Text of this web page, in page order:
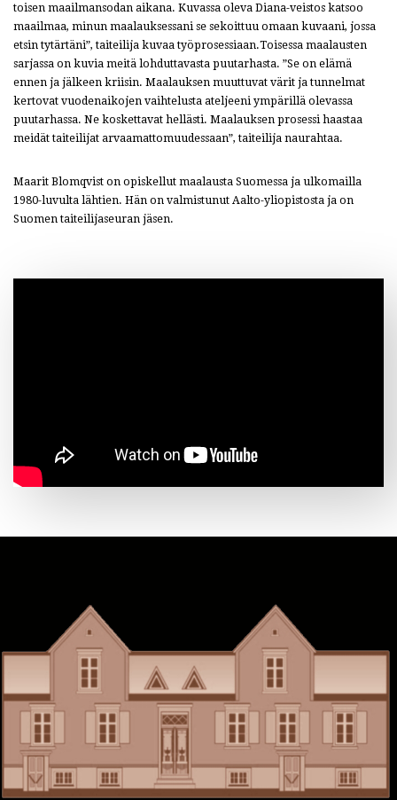
toisen maailmansodan aikana. Kuvassa oleva Diana-veistos katsoo
maailmaa, minun maalauksessani se sekoittuu omaan kuvaani, jossa
etsin tytärtäni”, taiteilija kuvaa työprosessiaan.Toisessa maalausten
sarjassa on kuvia meitä lohduttavasta puutarhasta. ”Se on elämä
ennen ja jälkeen kriisin. Maalauksen muuttuvat värit ja tunnelmat
kertovat vuodenaikojen vaihtelusta ateljeeni ympärillä olevassa
puutarhassa. Ne koskettavat hellästi. Maalauksen prosessi haastaa
meidät taiteilijat arvaamattomuudessaan”, taiteilija naurahtaa.
Maarit Blomqvist on opiskellut maalausta Suomessa ja ulkomailla
1980-luvulta lähtien. Hän on valmistunut Aalto-yliopistosta ja on
Suomen taiteilijaseuran jäsen.